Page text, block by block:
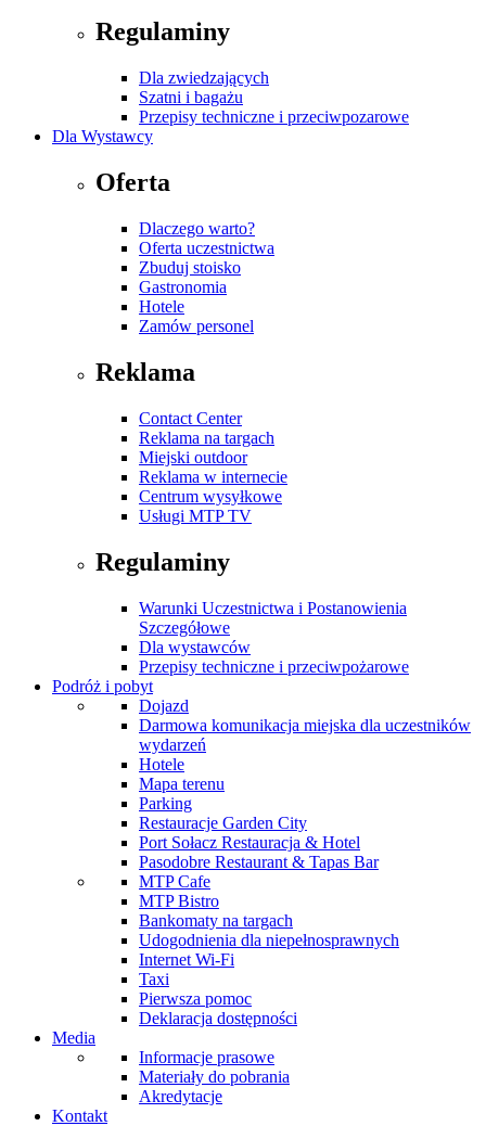
Regulaminy
Dla zwiedzających
Szatni i bagażu
Przepisy techniczne i przeciwpozarowe
Dla Wystawcy
Oferta
Dlaczego warto?
Oferta uczestnictwa
Zbuduj stoisko
Gastronomia
Hotele
Zamów personel
Reklama
Contact Center
Reklama na targach
Miejski outdoor
Reklama w internecie
Centrum wysyłkowe
Usługi MTP TV
Regulaminy
Warunki Uczestnictwa i Postanowienia
Szczegółowe
Dla wystawców
Przepisy techniczne i przeciwpożarowe
Podróż i pobyt
Dojazd
Darmowa komunikacja miejska dla uczestników
wydarzeń
Hotele
Mapa terenu
Parking
Restauracje Garden City
Port Sołacz Restauracja & Hotel
Pasodobre Restaurant & Tapas Bar
MTP Cafe
MTP Bistro
Bankomaty na targach
Udogodnienia dla niepełnosprawnych
Internet Wi-Fi
Taxi
Pierwsza pomoc
Deklaracja dostępności
Media
Informacje prasowe
Materiały do pobrania
Akredytacje
Kontakt